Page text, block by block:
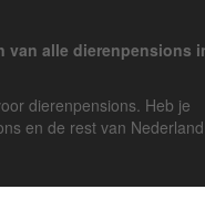
van alle dierenpensions
dierenpensions. Heb je
en de rest van Nederland